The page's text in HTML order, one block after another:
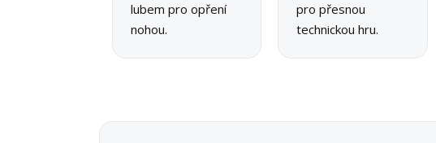
lubem pro opření
nohou.
pro přesnou
technickou hru.